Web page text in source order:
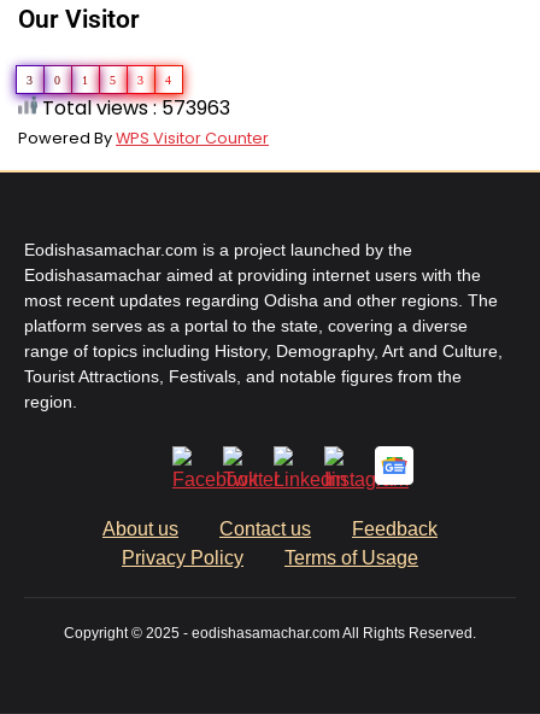
Our Visitor
3 0 1 5 3 4
Total views : 573963
Powered ByWPS Visitor Counter
Eodishasamachar.com is a project launched by the
Eodishasamachar aimed at providing internet users with the
most recent updates regarding Odisha and other regions. The
platform serves as a portal to the state, covering a diverse
range of topics including History, Demography, Art and Culture,
Tourist Attractions, Festivals, and notable figures from the
region.
About us Contact us
Feedback
Privacy Policy
Terms of Usage
Copyright © 2025 - eodishasamachar.com All Rights Reserved.